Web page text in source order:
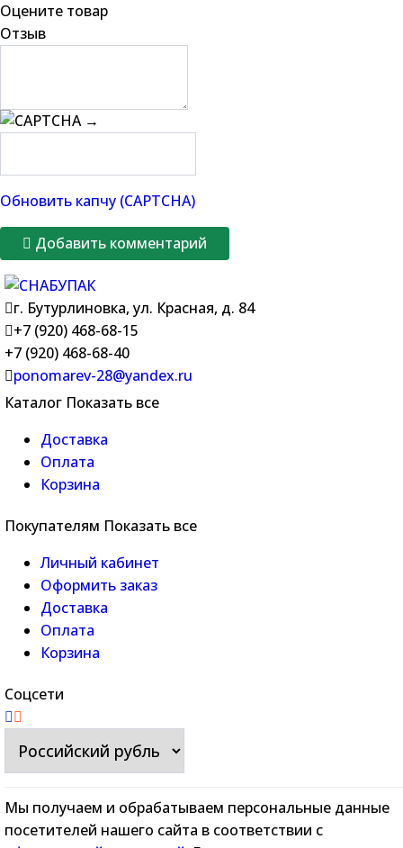
Оцените товар
Отзыв
→
Обновить капчу (CAPTCHA)
Добавить комментарий
г. Бутурлиновка, ул. Красная, д. 84
+7 (920) 468-68-15
+7 (920) 468-68-40
ponomarev-28@yandex.ru
Каталог Показать все
Доставка
Оплата
Корзина
Покупателям Показать все
Личный кабинет
Оформить заказ
Доставка
Оплата
Корзина
Соцсети
Мы получаем и обрабатываем персональные данные
посетителей нашего сайта в соответствии с